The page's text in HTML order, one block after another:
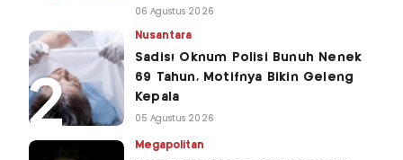
06 Agustus 2026
Nusantara
Sadis! Oknum Polisi Bunuh Nenek
69 Tahun, Motifnya Bikin Geleng
Kepala
05 Agustus 2026
Megapolitan